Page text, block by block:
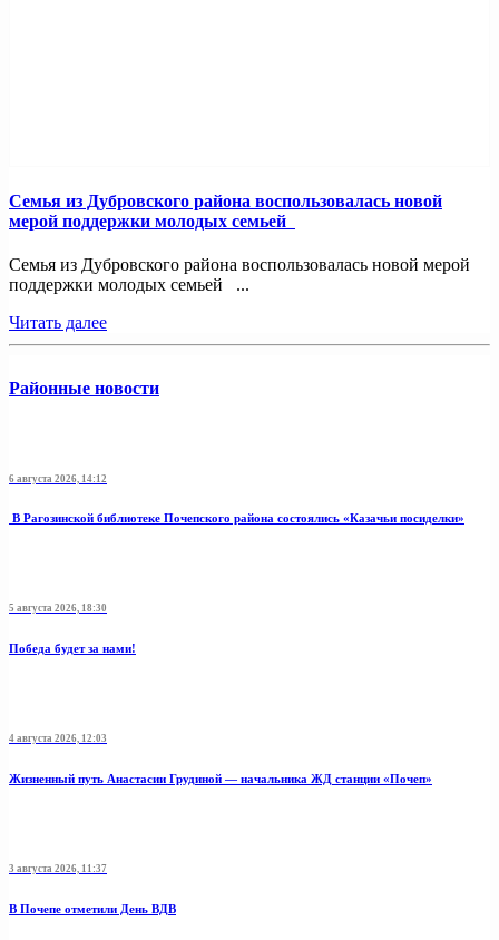
Семья из Дубровского района воспользовалась новой
мерой поддержки молодых семьей
Семья из Дубровского района воспользовалась новой мерой
поддержки молодых семьей ...
Читать далее
Районные новости
6 августа 2026, 14:12
В Рагозинской библиотеке Почепского района состоялись «Казачьи посиделки»
5 августа 2026, 18:30
Победа будет за нами!
4 августа 2026, 12:03
Жизненный путь Анастасии Грудиной — начальника ЖД станции «Почеп»
3 августа 2026, 11:37
В Почепе отметили День ВДВ